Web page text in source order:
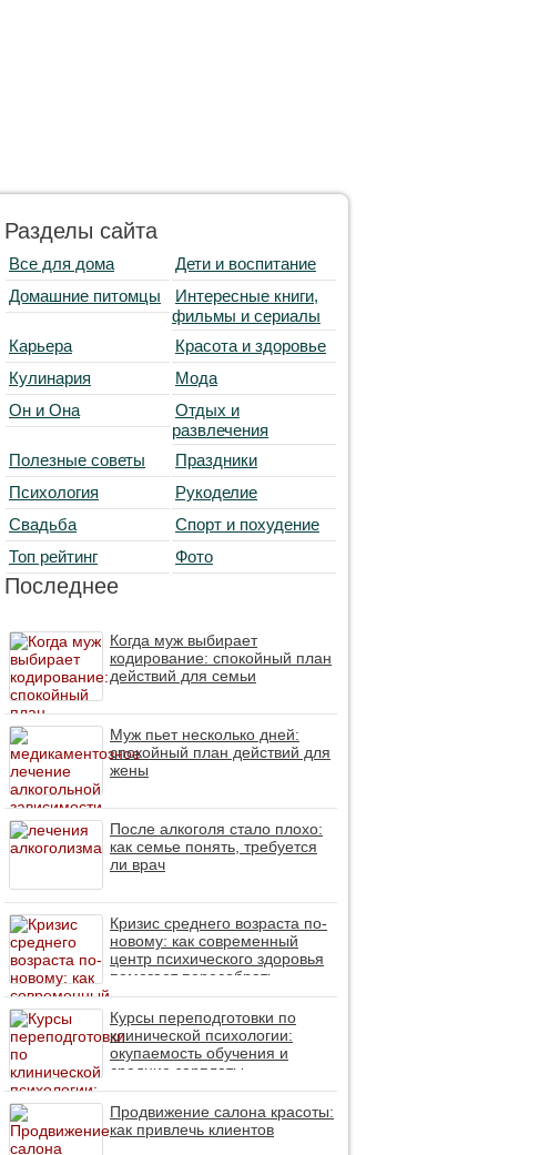
Разделы сайта
Все для дома
Дети и воспитание
Домашние питомцы
Интересные книги,
фильмы и сериалы
Карьера
Красота и здоровье
Кулинария
Мода
Он и Она
Отдых и
развлечения
Полезные советы
Праздники
Психология
Рукоделие
Свадьба
Спорт и похудение
Топ рейтинг
Фото
Последнее
Когда муж выбирает
кодирование: спокойный план
действий для семьи
Муж пьет несколько дней:
спокойный план действий для
жены
После алкоголя стало плохо:
как семье понять, требуется
ли врач
Кризис среднего возраста по-
новому: как современный
центр психического здоровья
помогает пересобрать
личность без таблеток (методы
ДПДГ и КПТ)
Курсы переподготовки по
клинической психологии:
окупаемость обучения и
средние зарплаты
специалистов в 2026 году
Продвижение салона красоты:
как привлечь клиентов